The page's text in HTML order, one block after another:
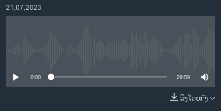
ຊີວິດຊາວລາວ
ພາສາອັງກິດ
21,07,2023
0:00 29:59
ລິງໂດຍກົງ